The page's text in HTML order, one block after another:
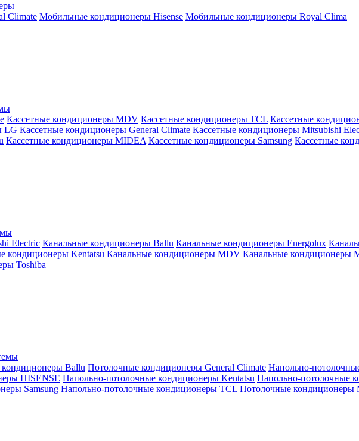
Climate Мобильные кондиционеры Hisense Мобильные кондиционеры Royal Clima
Кассетные кондиционеры MDV Кассетные кондиционеры TCL Кассетные
LG Кассетные кондиционеры General Climate Кассетные кондиционеры Mitsubishi
Кассетные кондиционеры MIDEA Кассетные кондиционеры Samsung Кассетные
Electric Канальные кондиционеры Ballu Канальные кондиционеры Energolux
кондиционеры Kentatsu Канальные кондиционеры MDV Канальные кондиционеры
Toshiba
Ballu Потолочные кондиционеры General Climate Напольно-
HISENSE Напольно-потолочные кондиционеры Kentatsu Напольно-потолочные
Samsung Напольно-потолочные кондиционеры TCL Потолочные кондиционеры